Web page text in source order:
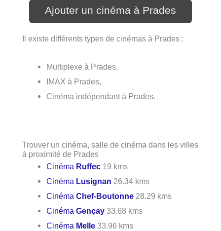
Ajouter un cinéma à Prades
Il existe différents types de cinémas à Prades :
Multiplexe à Prades,
IMAX à Prades,
Cinéma indépendant à Prades.
Trouver un cinéma, salle de cinéma dans les villes
à proximité de Prades
Cinéma Ruffec 19 kms
Cinéma Lusignan 26.34 kms
CinémaChef-Boutonne 28.29 kms
CinémaGençay 33.68 kms
Cinéma Melle 33.96 kms